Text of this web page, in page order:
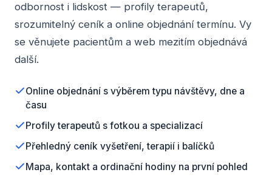
odbornost i lidskost — profily terapeutů,
srozumitelný ceník a online objednání termínu. Vy
se věnujete pacientům a web mezitím objednává
další.
Online objednání s výběrem typu návštěvy, dne a
času
Profily terapeutů s fotkou a specializací
Přehledný ceník vyšetření, terapií i balíčků
Mapa, kontakt a ordinační hodiny na první pohled